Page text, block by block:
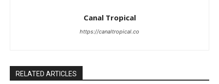
Canal Tropical
https://canaltropical.co
RELATED ARTICLES